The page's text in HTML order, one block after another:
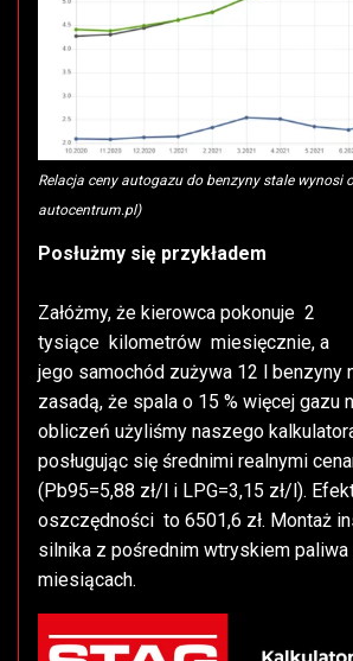
Relacja ceny autogazu do benzyny stale wynosi
autocentrum.pl)
Posłużmy się przykładem
Załóżmy, że kierowca pokonuje 2
tysiące kilometrów miesięcznie, a
jego samochód zużywa 12 l benzyny
zasadą, że spala o 15 % więcej gazu
obliczeń użyliśmy naszego
posługując się średnimi realnymi
(Pb95=5,88 zł/l i LPG=3,15 zł/l).
oszczędności to 6501,6 zł. Montaż
silnika z pośrednim wtryskiem
miesiącach.